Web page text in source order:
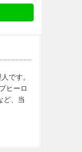
です。
ヒーロ
ど、当